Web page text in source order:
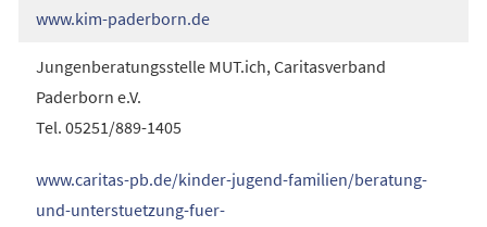
www.kim-paderborn.de
(Öffnet
einem
neuen
Jungenberatungsstelle MUT.ich, Caritasverband
Paderborn e.V.
Tel. 05251/889-1405
www.caritas-pb.de/kinder-jugend-familien/beratung-
und-unterstuetzung-fuer-